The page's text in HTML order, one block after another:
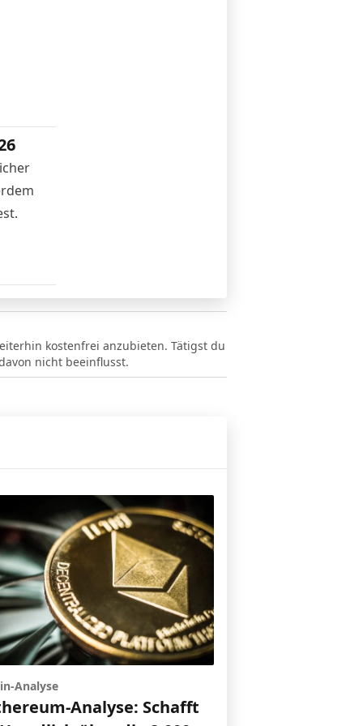
kostenfrei anzubieten. Tätigst du
nicht beeinflusst.
Analyse
Analyse: Schafft